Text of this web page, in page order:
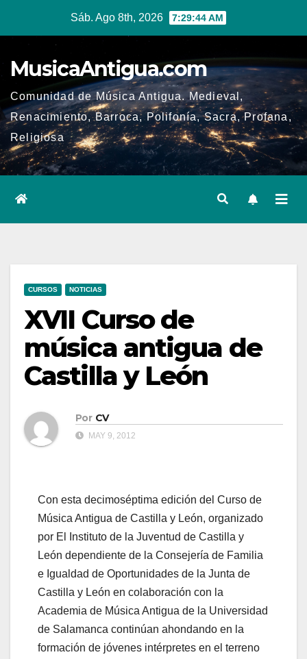
Sáb. Ago 8th, 2026 7:29:45 AM
MusicaAntigua.com
Comunidad de Música Antigua. Medieval,
Renacimiento, Barroca, Polifonía, Sacra, Profana,
Religiosa
CURSOS NOTICIAS
XVII Curso de
música antigua de
Castilla y León
Por CV
MAY 9, 2012
Con esta decimoséptima edición del Curso de
Música Antigua de Castilla y León, organizado
por El Instituto de la Juventud de Castilla y
León dependiente de la Consejería de Familia
e Igualdad de Oportunidades de la Junta de
Castilla y León en colaboración con la
Academia de Música Antigua de la Universidad
de Salamanca continúan ahondando en la
formación de jóvenes intérpretes en el terreno